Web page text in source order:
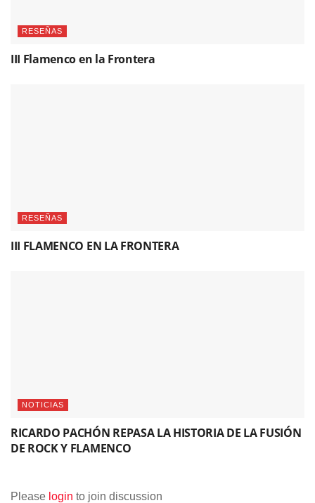
RESEÑAS
III Flamenco en la Frontera
RESEÑAS
III FLAMENCO EN LA FRONTERA
NOTICIAS
RICARDO PACHÓN REPASA LA HISTORIA DE LA FUSIÓN
DE ROCK Y FLAMENCO
Please login to join discussion